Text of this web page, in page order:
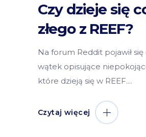
Czy dzieje się
złego z REEF?
Na forum Reddit pojawił
wątek opisujące
które dzieją się w REEF.
Czytaj więcej